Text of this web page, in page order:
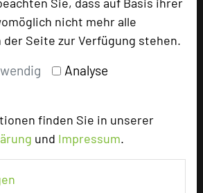
nicht mehr alle
Seite zur Verfügung stehen.
Analyse
finden Sie in unserer
und Impressum.
hinzufügen
Hotel bewerten